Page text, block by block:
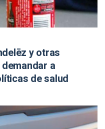
y otras
a
de salud